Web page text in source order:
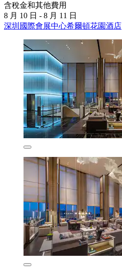
含稅金和其他費用
8 月 10 日 - 8 月 11 日
深圳國際會展中心希爾頓花園酒店